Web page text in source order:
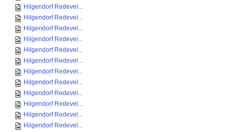
Hilgendorf Redevel...
Hilgendorf Redevel...
Hilgendorf Redevel...
Hilgendorf Redevel...
Hilgendorf Redevel...
Hilgendorf Redevel...
Hilgendorf Redevel...
Hilgendorf Redevel...
Hilgendorf Redevel...
Hilgendorf Redevel...
Hilgendorf Redevel...
Hilgendorf Redevel...